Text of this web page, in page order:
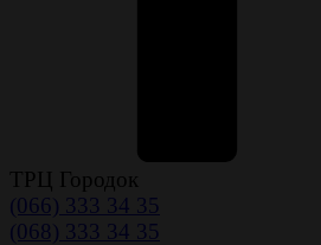
ТРЦ Городок
(066) 333 34 35
(068) 333 34 35